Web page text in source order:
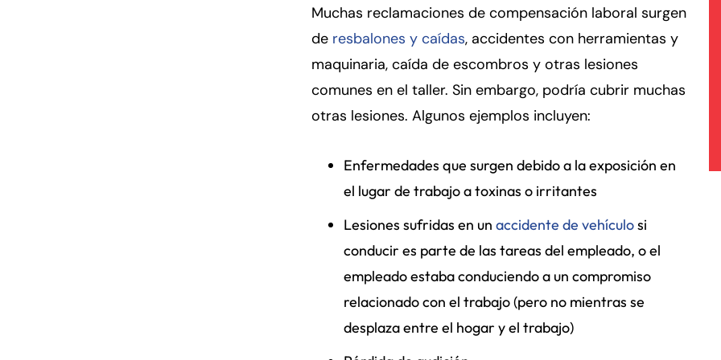
Muchas reclamaciones de compensación laboral surgen
de resbalones y caídas, accidentes con herramientas y
maquinaria, caída de escombros y otras lesiones
comunes en el taller. Sin embargo, podría cubrir muchas
otras lesiones. Algunos ejemplos incluyen:
Enfermedades que surgen debido a la exposición en
el lugar de trabajo a toxinas o irritantes
Lesiones sufridas en un accidente de vehículosi
conducir es parte de las tareas del empleado, o el
empleado estaba conduciendo a un compromiso
relacionado con el trabajo (pero no mientras se
desplaza entre el hogar y el trabajo)